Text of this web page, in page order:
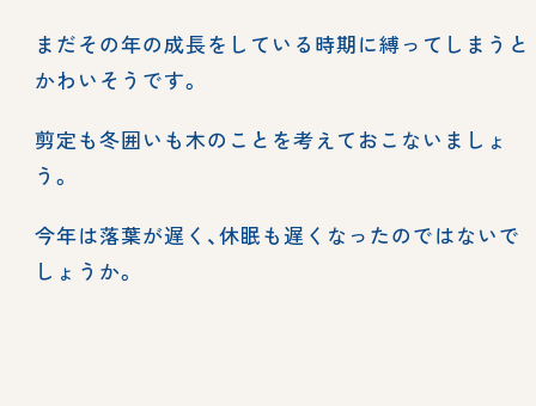
まだその年の成長をしている時期に縛ってしまうと
かわいそうです。
剪定も冬囲いも木のことを考えておこないましょ
う。
今年は落葉が遅く、休眠も遅くなったのではないで
しょうか。